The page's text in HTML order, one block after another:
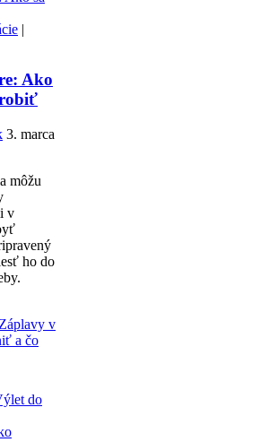
|
Ako
3. marca
môžu
v
ho do
v
a čo